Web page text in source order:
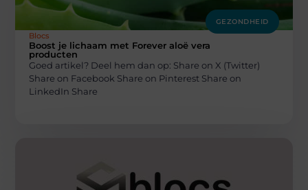
GEZONDHEID
Blocs
Boost je lichaam met Forever aloë vera
producten
Goed artikel? Deel hem dan op: Share on X (Twitter)
Share on Facebook Share on Pinterest Share on
LinkedIn Share